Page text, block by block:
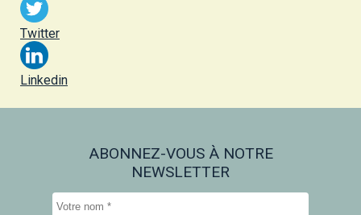
Twitter
Linkedin
ABONNEZ-VOUS À NOTRE
NEWSLETTER